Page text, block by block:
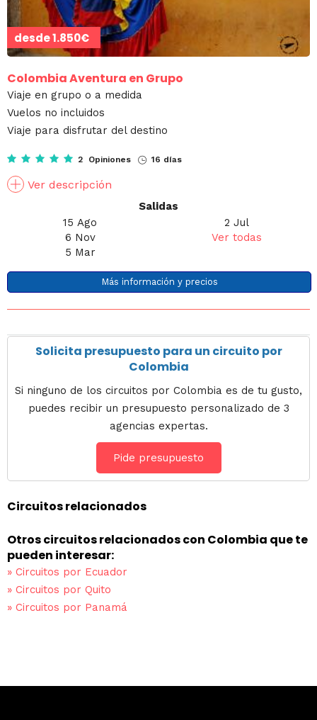
desde1.850€
Colombia Aventura en Grupo
Viaje en grupo o a medida
Vuelos no incluidos
Viaje para disfrutar del destino
2 Opiniones 16 días
Ver descripción
Salidas
15 Ago
6 Nov
5 Mar
2 Jul
Ver todas
Más información y precios
Solicita presupuesto para un circuito por
Colombia
Si ninguno de los circuitos por Colombia es de tu gusto,
puedes recibir un presupuesto personalizado de 3
agencias expertas.
Pide presupuesto
Circuitos relacionados
Otros circuitos relacionados con Colombia que te
pueden interesar:
» Circuitos por Ecuador
» Circuitos por Quito
» Circuitos por Panamá